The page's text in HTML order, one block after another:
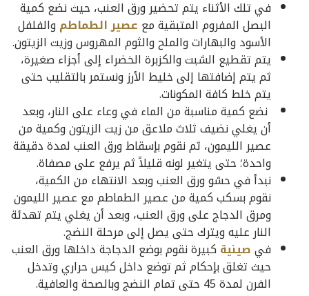
في تلك الأثناء يتم تحضير ورق العنب، حيث نضع كمية
البصل المفروم المتبقية مع عصير الطماطم والفلفل
الأسود والبهارات والملح والثوم المهروس وزيت الزيتون.
يتم تقطيع الشبت والكزبرة الخضراء إلى أجزاء صغيرة،
ثم يتم إضافتها إلى خليط الأرز ونستمر بالتقليب حتى
يتم خلط كافة المكونات.
نضع كمية مناسبة من الماء في وعاء على النار، وبعد
أن يغلي نضيف ثلاث ملاعق من زيت الزيتون وكمية من
عصير الليمون، ثم نقوم بإسقاط ورق العنب لمدة دقيقة
واحدة؛ حتى يتغير لونه قليلاً ثم يرفع على مصفاة.
نبدأ في حشو ورق العنب وبعد الانتهاء من الكمية،
نقوم بسكب كمية من عصير الطماطم مع عصير الليمون
ومرق الدجاج على ورق العنب، وبعد أن يغلي يتم تهدئة
النار عليه ويترك حتى يصل إلى مرحلة النضج.
فيصينيةكبيرة نقوم بوضع الدجاجة داخلها ورق العنب
حيث تغلق بإحكام ثم توضع داخل كيس حراري وتدخل
الفرن لمدة 45 حتى تمام النضج وبالصحة والعافية.